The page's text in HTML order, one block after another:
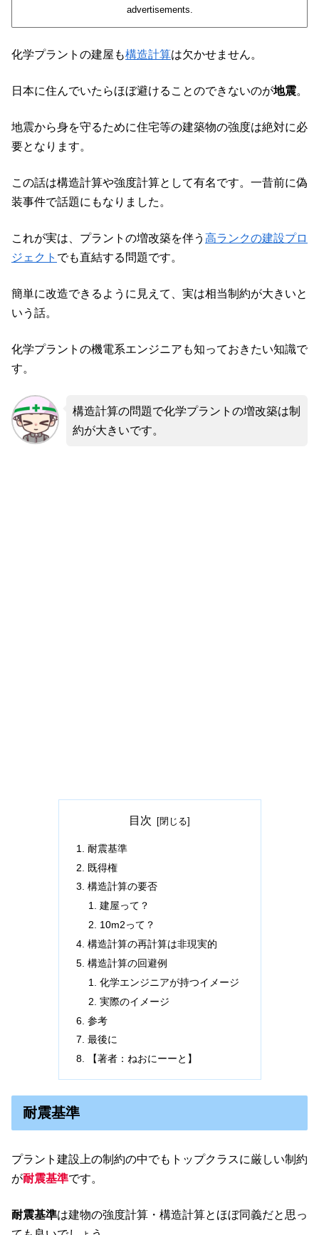
advertisements.
化学プラントの建屋も構造計算は欠かせません。
日本に住んでいたらほぼ避けることのできないのが地震。
地震から身を守るために住宅等の建築物の強度は絶対に必
要となります。
この話は構造計算や強度計算として有名です。一昔前に偽
装事件で話題にもなりました。
これが実は、プラントの増改築を伴う 高ランクの建設プロ
ジェクト でも直結する問題です。
簡単に改造できるように見えて、実は相当制約が大きいと
いう話。
化学プラントの機電系エンジニアも知っておきたい知識で
す。
構造計算の問題で化学プラントの増改築は制
約が大きいです。
目次
耐震基準
既得権
構造計算の要否
建屋って？
10m2って？
構造計算の再計算は非現実的
構造計算の回避例
化学エンジニアが持つイメージ
実際のイメージ
参考
最後に
【著者：ねおにーーと】
耐震基準
プラント建設上の制約の中でもトップクラスに厳しい制約
が耐震基準です。
耐震基準は建物の強度計算・構造計算とほぼ同義だと思っ